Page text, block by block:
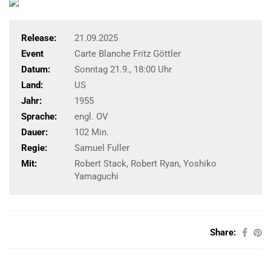
Release:
21.09.2025
Event
Carte Blanche Fritz Göttler
Datum:
Sonntag 21.9., 18:00 Uhr
Land:
US
Jahr:
1955
Sprache:
engl. OV
Dauer:
102 Min.
Regie:
Samuel Fuller
Mit:
Robert Stack, Robert Ryan, Yoshiko
Yamaguchi
Share: